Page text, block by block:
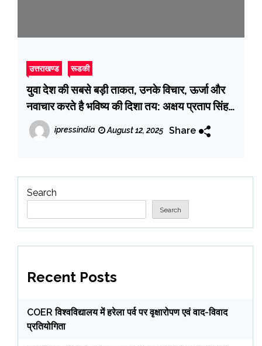
उत्तराखण्ड रूडकी
युवा देश की सबसे बड़ी ताकत, उनके विचार, ऊर्जा और
नवाचार करते है भविष्य की दिशा तय: अक्षय प्रताप सिंह,
पीएम श्री केंद्रीय वि‌द्यालय क्रमांक 1 रुड़की में
अंतर्राष्ट्रीय युवा दिवस के अवसर पर युवा नेता सार्थक
ipressindia August 12, 2025 Share
Search
Search
Recent Posts
COER विश्वविद्यालय में हरेला पर्व पर वृक्षारोपण एवं वाद-विवाद
प्रतियोगिता